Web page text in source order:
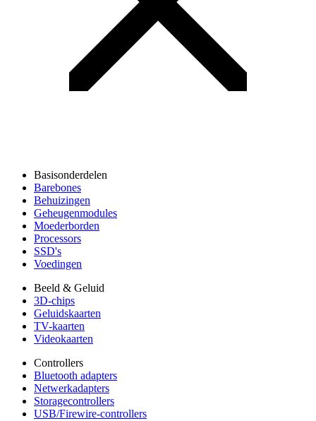
Basisonderdelen
Barebones
Behuizingen
Geheugenmodules
Moederborden
Processors
SSD's
Voedingen
Beeld & Geluid
3D-chips
Geluidskaarten
TV-kaarten
Videokaarten
Controllers
Bluetooth adapters
Netwerkadapters
Storagecontrollers
USB/Firewire-controllers